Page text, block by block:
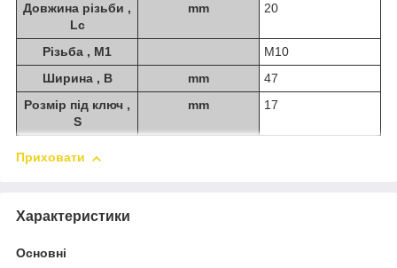
Довжина різьби ,
Lc
mm 20
Різьба , M1
M10
Ширина , B
mm
47
Розмір під ключ ,
S
mm 17
Приховати
Характеристики
Основні